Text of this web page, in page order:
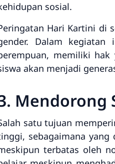
sosial.
Hari Kartini di
Dalam
memiliki
akan menjadi
Mendorong
satu tujuan
sebagaimana
terbatas oleh